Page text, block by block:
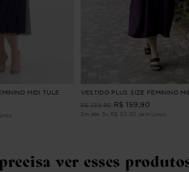
MIDI TULE
VESTIDO PLUS SIZE FEMININO
R$ 239,90 R$ 159 90
Em até 3x R$ 53 30 sem juros
ver esses